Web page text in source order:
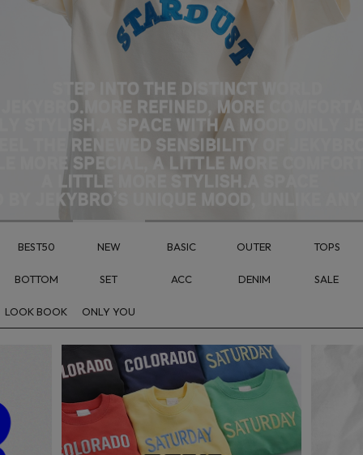
BEST50 NEW BASIC OUTER TOPS
BOTTOM SET ACC DENIM SALE
LOOK BOOK ONLY YOU